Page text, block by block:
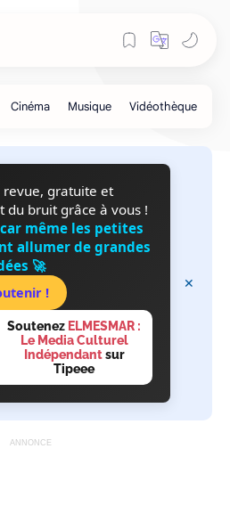
gratuite et
du bruit grâce à vous !
même les petites
allumer de grandes
🚀
!
Soutenez ELMESMAR :
Le Media Culturel
Indépendantsur
Tipeee
ANNONCE